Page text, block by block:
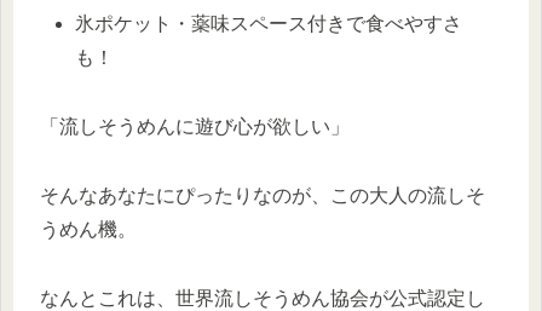
氷ポケット・薬味スペース付きで食べやすさ
も！
「流しそうめんに遊び心が欲しい」
そんなあなたにぴったりなのが、この大人の流しそ
うめん機。
なんとこれは、世界流しそうめん協会が公式認定し